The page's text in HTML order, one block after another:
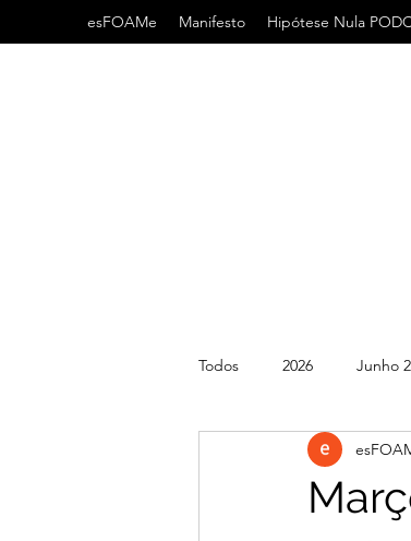
esFOAMe Manifesto Hipótese Nula
Todos 2026 Junho
2021